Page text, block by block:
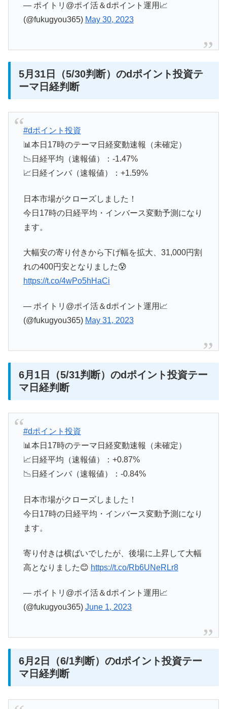
— ポイトリ@ポイ活＆dポイント運用📈
(@fukugyou365) May 30, 2023
5月31日（5/30判断）のdポイント投資テ
ーマ日経判断
#dポイント投資
📊本日17時のテーマ日経変動速報（未確定）
📉日経平均（速報値）：-1.47%
📈日経インバ（速報値）：+1.59%
日本市場がクローズしました！
今日17時の日経平均・インバース変動予測になり
ます。
大幅安の寄り付きから下げ幅を拡大、31,000円割
れの400円安となりました😰
https://t.co/4wPo5hHaCi
— ポイトリ@ポイ活＆dポイント運用📈
(@fukugyou365) May 31, 2023
6月1日（5/31判断）のdポイント投資テー
マ日経判断
#dポイント投資
📊本日17時のテーマ日経変動速報（未確定）
📈日経平均（速報値）：+0.87%
📉日経インバ（速報値）：-0.84%
日本市場がクローズしました！
今日17時の日経平均・インバース変動予測になり
ます。
寄り付きは横ばいでしたが、後場に上昇して大幅
高となりました😊 https://t.co/Rb6UNeRLr8
— ポイトリ@ポイ活＆dポイント運用📈
(@fukugyou365) June 1, 2023
6月2日（6/1判断）のdポイント投資テー
マ日経判断